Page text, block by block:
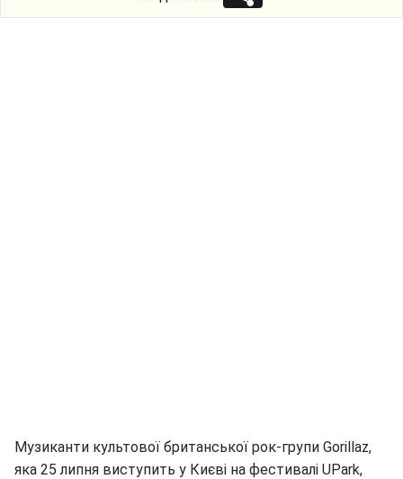
Музиканти культової британської рок-групи Gorillaz,
яка 25 липня виступить у Києві на фестивалі UPark,